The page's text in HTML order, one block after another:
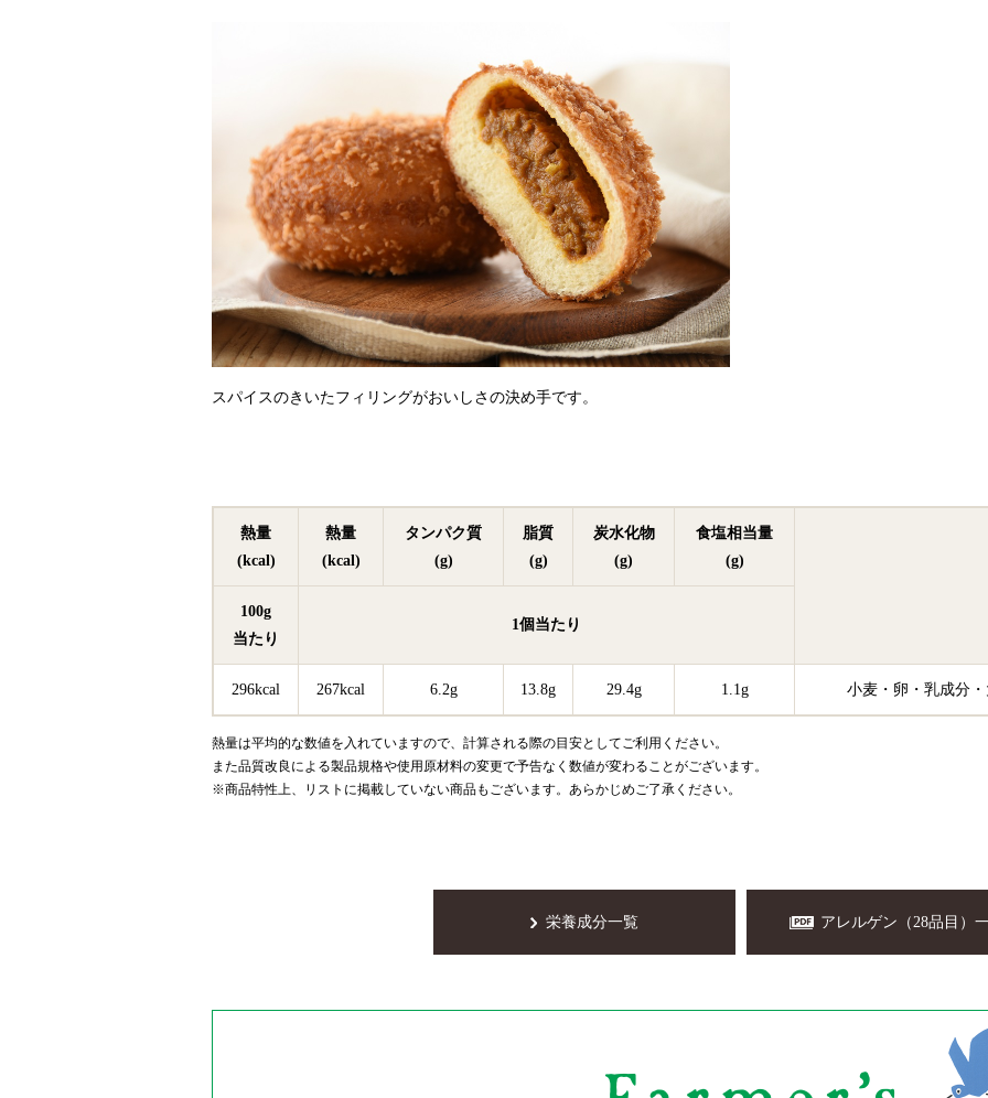
スパイスのきいたフィリングがおいしさの決め手です。
熱量
(kcal)
熱量
(kcal)
タンパク質
(g)
脂質
(g)
炭水化物
(g)
食塩相当量
(g)
100g
当たり
1個当たり
296kcal 267kcal 6.2g 13.8g 29.4g 1.1g 小麦 卵 乳成分
熱量は平均的な数値を入れていますので、計算される際の目安としてご利用ください。
また品質改良による製品規格や使用原材料の変更で予告なく数値が変わることがございます。
※商品特性上、リストに掲載していない商品もございます。あらかじめご了承ください。
栄養成分一覧 アレルゲン（28品目）